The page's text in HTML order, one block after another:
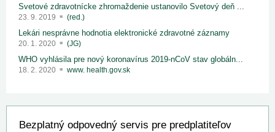
Svetové zdravotnícke zhromaždenie ustanovilo Svetový deň ...
23. 9. 2019 (red.)
Lekári nesprávne hodnotia elektronické zdravotné záznamy
20. 1. 2020 (JG)
WHO vyhlásila pre nový koronavírus 2019-nCoV stav globáln...
18. 2. 2020 www. health.gov.sk
Bezplatný odpovedný servis pre predplatiteľov